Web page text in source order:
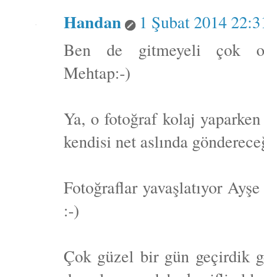
Handan
1 Şubat 2014
Ben de gitmeyeli çok
Mehtap:-)
Ya, o fotoğraf kolaj
kendisi net aslında
Fotoğraflar yavaşlatıyor
:-)
Çok güzel bir gün geçirdik